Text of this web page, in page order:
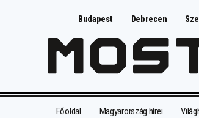
Budapest Debrecen
Főoldal Magyarország hírei